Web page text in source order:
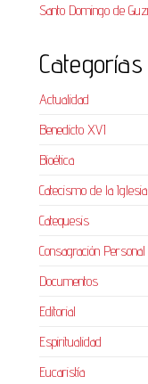
Santo Domingo de
Categorías
Actualidad
Benedicto XVI
Bioética
Catecismo de la Iglesia
Catequesis
Consagración
Documentos
Editorial
Espiritualidad
Eucaristía